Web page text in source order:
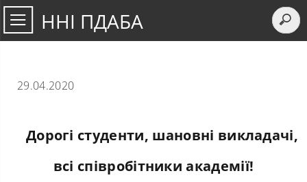
ННІ ПДАБА
29.04.2020
Дорогі студенти, шановні викладачі,
всі співробітники академії!